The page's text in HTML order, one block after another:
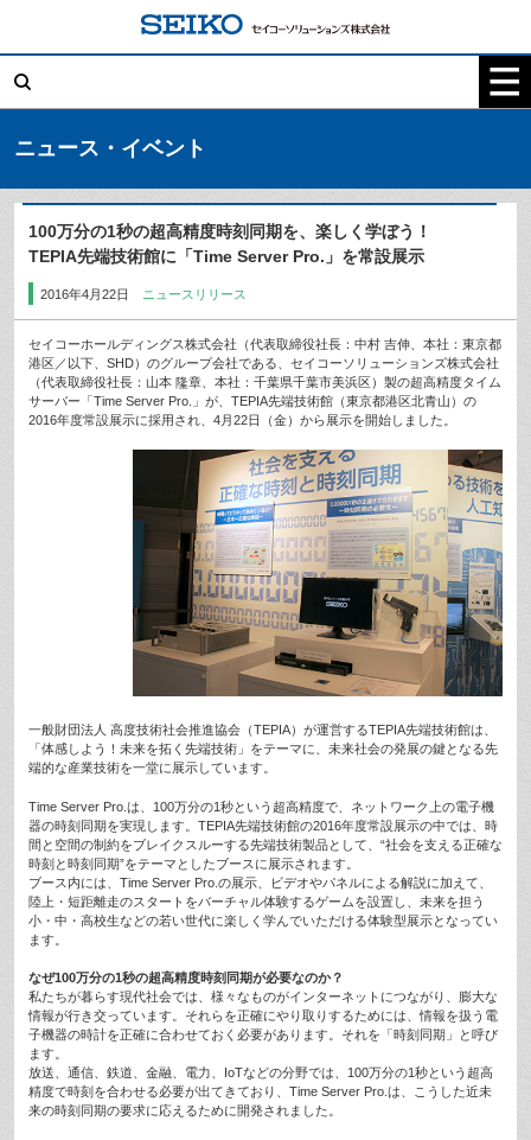
索:
ニュース・イベント
100万分の1秒の超高精度時刻同期を、楽しく学ぼう！
TEPIA先端技術館に「Time Server Pro.」を常設展示
2016年4月22日 ニュースリリース
セイコーホールディングス株式会社（代表取締役社長：中村 吉伸、本社：東京都
港区／以下、SHD）のグループ会社である、セイコーソリューションズ株式会社
（代表取締役社長：山本 隆章、本社：千葉県千葉市美浜区）製の超高精度タイム
サーバー「Time Server Pro.」が、TEPIA先端技術館（東京都港区北青山）の
2016年度常設展示に採用され、4月22日（金）から展示を開始しました。
一般財団法人 高度技術社会推進協会（TEPIA）が運営するTEPIA先端技術館は、
「体感しよう！未来を拓く先端技術」をテーマに、未来社会の発展の鍵となる先
端的な産業技術を一堂に展示しています。
Time Server Pro.は、100万分の1秒という超高精度で、ネットワーク上の電子機
器の時刻同期を実現します。TEPIA先端技術館の2016年度常設展示の中では、時
間と空間の制約をブレイクスルーする先端技術製品として、“社会を支える正確な
時刻と時刻同期”をテーマとしたブースに展示されます。
ブース内には、Time Server Pro.の展示、ビデオやパネルによる解説に加えて、
陸上・短距離走のスタートをバーチャル体験するゲームを設置し、未来を担う
小・中・高校生などの若い世代に楽しく学んでいただける体験型展示となってい
ます。
なぜ100万分の1秒の超高精度時刻同期が必要なのか？
私たちが暮らす現代社会では、様々なものがインターネットにつながり、膨大な
情報が行き交っています。それらを正確にやり取りするためには、情報を扱う電
子機器の時計を正確に合わせておく必要があります。それを「時刻同期」と呼び
ます。
放送、通信、鉄道、金融、電力、IoTなどの分野では、100万分の1秒という超高
精度で時刻を合わせる必要が出てきており、Time Server Pro.は、こうした近未
来の時刻同期の要求に応えるために開発されました。